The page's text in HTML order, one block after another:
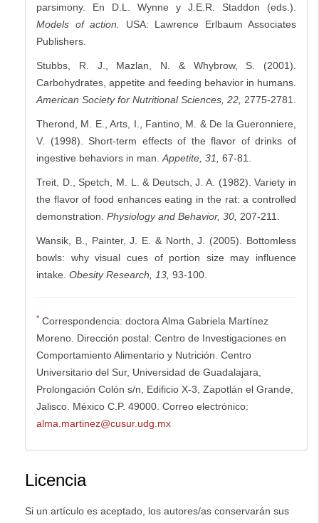
parsimony. En D.L. Wynne y J.E.R. Staddon (eds.).
Models of action. USA: Lawrence Erlbaum Associates
Publishers.
Stubbs, R. J., Mazlan, N. & Whybrow, S. (2001).
Carbohydrates, appetite and feeding behavior in humans.
American Society for Nutritional Sciences, 22, 2775-2781.
Therond, M. E., Arts, I., Fantino, M. & De la Gueronniere,
V. (1998). Short-term effects of the flavor of drinks of
ingestive behaviors in man. Appetite, 31, 67-81.
Treit, D., Spetch, M. L. & Deutsch, J. A. (1982). Variety in
the flavor of food enhances eating in the rat: a controlled
demonstration. Physiology and Behavior, 30, 207-211.
Wansik, B., Painter, J. E. & North, J. (2005). Bottomless
bowls: why visual cues of portion size may influence
intake. Obesity Research, 13, 93-100.
* Correspondencia: doctora Alma Gabriela Martínez
Moreno. Dirección postal: Centro de Investigaciones en
Comportamiento Alimentario y Nutrición. Centro
Universitario del Sur, Universidad de Guadalajara,
Prolongación Colón s/n, Edificio X-3, Zapotlán el Grande,
Jalisco. México C.P. 49000. Correo electrónico:
alma.martinez@cusur.udg.mx
Licencia
Si un artículo es aceptado, los autores/as conservarán sus